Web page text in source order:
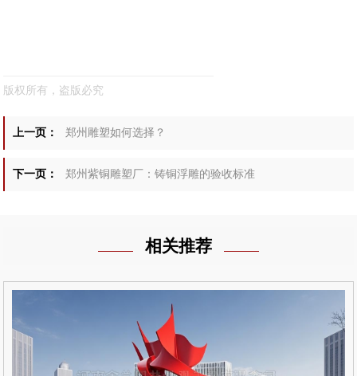
版权所有，盗版必究
上一页： 郑州雕塑如何选择？
下一页： 郑州紫铜雕塑厂：铸铜浮雕的验收标准
相关推荐